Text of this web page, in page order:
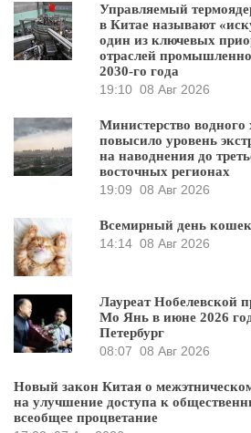
Управляемый
в Китае называют
один из ключевых
отраслей
2030-го года
19:10 08 Авг 2026
Министерство водного
повысило уровень
на наводнения до
восточных регионах
19:09 08 Авг 2026
Всемирный день кошек
14:14 08 Авг 2026
Лауреат Нобелевской
Мо Янь в июне 2026
Петербург
08:07 08 Авг 2026
Новый закон Китая о
на улучшение доступа к
всеобщее процветание